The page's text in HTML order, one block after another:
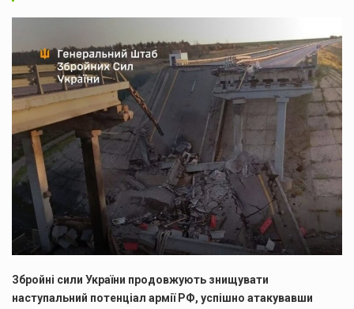
Збройні сили України продовжують знищувати
наступальний потенціал армії РФ, успішно атакувавши